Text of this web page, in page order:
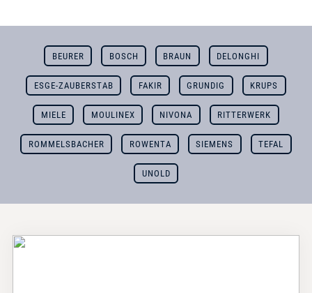
BEURER BOSCH BRAUN DELONGHI
ESGE-ZAUBERSTAB FAKIR GRUNDIG KRUPS
MIELE MOULINEX NIVONA RITTERWERK
ROMMELSBACHER ROWENTA SIEMENS TEFAL
UNOLD